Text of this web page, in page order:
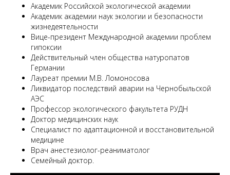
Академик Российской экологической академии
Академик академии наук экологии и безопасности
жизнедеятельности
Вице-президент Международной академии проблем
гипоксии
Действительный член общества натуропатов
Германии
Лауреат премии М.В. Ломоносова
Ликвидатор последствий аварии на Чернобыльской
АЭС
Профессор экологического факультета РУДН
Доктор медицинских наук
Специалист по адаптационной и восстановительной
медицине
Врач анестезиолог-реаниматолог
Семейный доктор.